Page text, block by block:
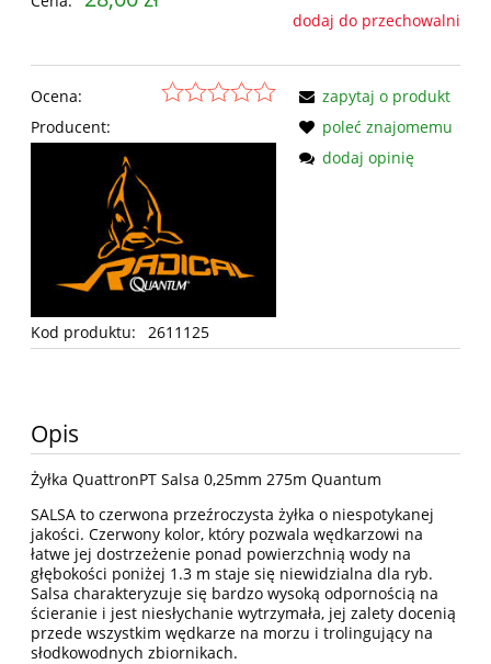
dodaj do przechowalni
Ocena:
Producent:
Kod produktu: 2611125
zapytaj o produkt
poleć znajomemu
dodaj opinię
Opis
Żyłka QuattronPT Salsa 0,25mm 275m Quantum
SALSA to czerwona przeźroczysta żyłka o niespotykanej
jakości. Czerwony kolor, który pozwala wędkarzowi na
łatwe jej dostrzeżenie ponad powierzchnią wody na
głębokości poniżej 1.3 m staje się niewidzialna dla ryb.
Salsa charakteryzuje się bardzo wysoką odpornością na
ścieranie i jest niesłychanie wytrzymała, jej zalety docenią
przede wszystkim wędkarze na morzu i trolingujący na
słodkowodnych zbiornikach.